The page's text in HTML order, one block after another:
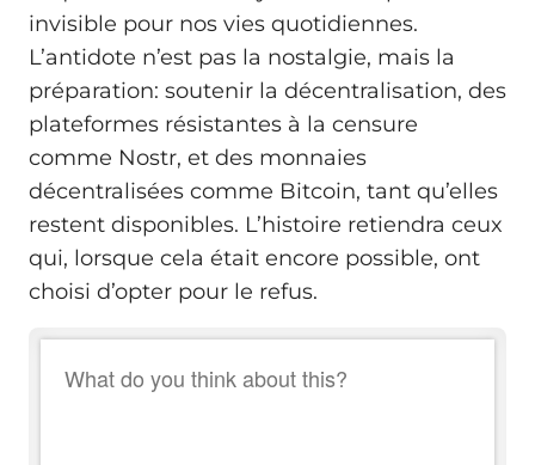
invisible pour nos vies quotidiennes.
L’antidote n’est pas la nostalgie, mais la
préparation: soutenir la décentralisation, des
plateformes résistantes à la censure
comme Nostr, et des monnaies
décentralisées comme Bitcoin, tant qu’elles
restent disponibles. L’histoire retiendra ceux
qui, lorsque cela était encore possible, ont
choisi d’opter pour le refus.